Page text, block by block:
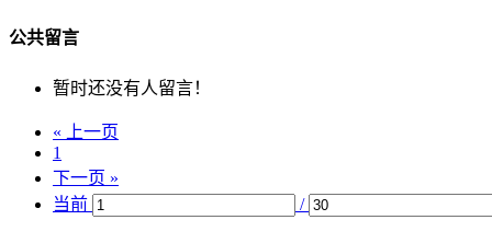
公共留言
暂时还没有人留言！
« 上一页
1
下一页 »
当前
/